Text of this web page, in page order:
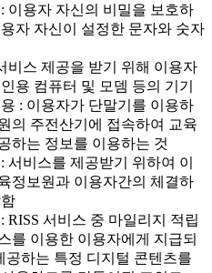
이용자 자신의 비밀을 보호하
자 자신이 설정한 문자와 숫자
비스 제공을 받기 위해 이용자
용 컴퓨터 및 모뎀 등의 기기
: 이용자가 단말기를 이용하
의 주전산기에 접속하여 교육
하는 정보를 이용하는 것
비스를 제공받기 위하여 이
정보원과 이용자간의 체결하
서비스 중 마일리지 적립
를 이용한 이용자에게 지급되
공하는 특정 디지털 콘텐츠를